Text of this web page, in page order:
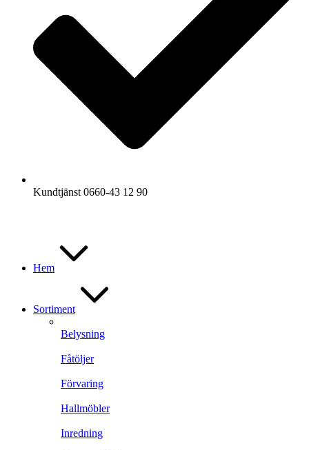
Kundtjänst 0660-43 12 90
Hem
Sortiment
Belysning
Fåtöljer
Förvaring
Hallmöbler
Inredning